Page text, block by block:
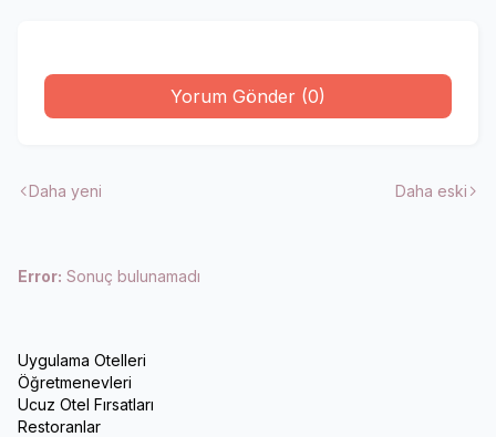
Yorum Gönder (0)
Daha yeni Daha eski
Error: Sonuç bulunamadı
Uygulama Otelleri
Öğretmenevleri
Ucuz Otel Fırsatları
Restoranlar